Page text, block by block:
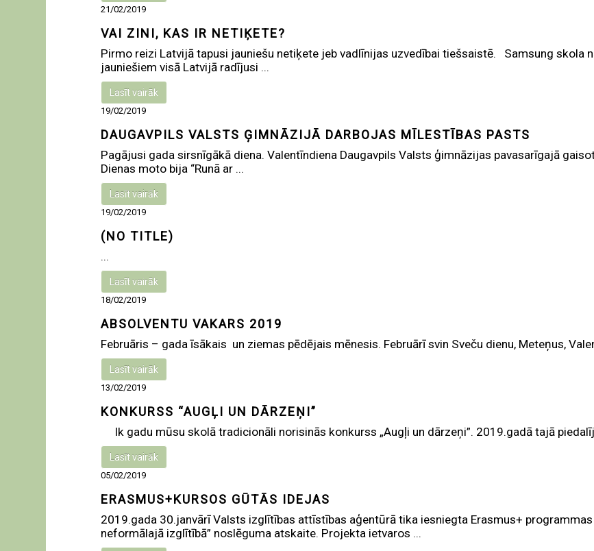
21/02/2019
VAI ZINI, KAS IR NETIĶETE?
Pirmo reizi Latvijā tapusi jauniešu netiķete jeb vadlīnijas uzvedībai tiešsaistē. Samsung skola
jauniešiem visā Latvijā radījusi ...
Lasīt vairāk
19/02/2019
DAUGAVPILS VALSTS ĢIMNĀZIJĀ DARBOJAS MĪLESTĪBAS PASTS
Pagājusi gada sirsnīgākā diena. Valentīndiena Daugavpils Valsts ģimnāzijas pavasarīgajā
Dienas moto bija “Runā ar ...
Lasīt vairāk
19/02/2019
(NO TITLE)
...
Lasīt vairāk
18/02/2019
ABSOLVENTU VAKARS 2019
Februāris – gada īsākais un ziemas pēdējais mēnesis. Februārī svin Sveču dienu, Meteņus,
Lasīt vairāk
13/02/2019
KONKURSS “AUGĻI UN DĀRZEŅI”
Ik gadu mūsu skolā tradicionāli norisinās konkurss „Augļi un dārzeņi”. 2019.gadā tajā
Lasīt vairāk
05/02/2019
ERASMUS+KURSOS GŪTĀS IDEJAS
2019.gada 30.janvārī Valsts izglītības attīstības aģentūrā tika iesniegta Erasmus+
neformālajā izglītībā” noslēguma atskaite. Projekta ietvaros ...